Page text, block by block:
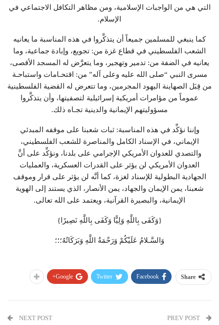
التي هي من الواجبات الإسلامية، ومن مظاهر التكافل الاجتماعي في
الإسلام.
كما ينبغي للمسلمين جميعاً أن يتذكَّروا في هذه المناسبة ما يعانيه
الشعب الفلسطيني في قطاع غزة من: تجويع، وإبادة جماعية، وما
يعانيه في الضفة من: تدمير وتهجير، وما يتعرَّض له المسجد الأقصى،
مسرى النبي “صلى الله عليه وعلى آله” من: اقتحـامات واستباحـة
من قِبَل الصهاينة اليهود المجرمين، وما تتعرض له القضية الفلسطينية
عموماً من مؤامرات أمريكية إسرائيلية لتصفيتها، وأن يتذكَّروا
مسؤوليتهم الإيمانية والدينية تجـاه ذلك.
وإننا نؤكِّد في هذه المناسبة: ثبات شعبنا على موقفه المبدئي
الإيماني، في الإسناد الكامل والمناصرة للشعب الفلسطيني،
والتصدي للعدوان الأمريكي الإجرامي على بلدنا، ونؤكِّد على أنَّ
العدوان الأمريكي لن يؤثر على القدرات العسكرية، والعمليات
الجهادية البطولية للإسناد لغزة، كما أنَّه لن يؤثر على قرار وموقف
شعبنا، يمن الإيمان والجهاد، يمن الأنصار، الذي يستند إلى الهوية
الإيمانية، والبصيرة القرآنية، ويعتمد على الله تعالى.
{وَكَفَى بِاللَّهِ وَلِيًّا وَكَفَى بِاللَّهِ نَصِيرًا}
وَالسَّـلامُ عَلَيْكُمْ وَرَحْمَةُ اللَّهِ وَبَرَكَاتُهُ؛؛؛
Share
Facebook
Twitter
Google+
NEXT POST